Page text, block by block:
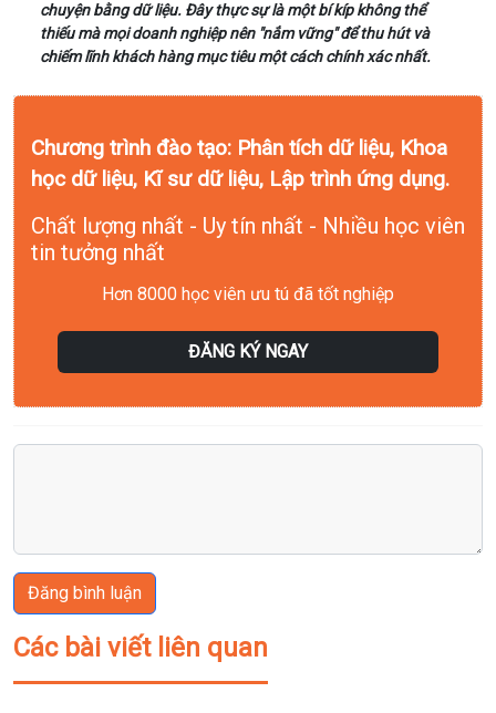
chuyện bằng dữ liệu. Đây thực sự là một bí kíp không thể
thiếu mà mọi doanh nghiệp nên "nắm vững" để thu hút và
chiếm lĩnh khách hàng mục tiêu một cách chính xác nhất.
Chương trình đào tạo: Phân tích dữ liệu, Khoa
học dữ liệu, Kĩ sư dữ liệu, Lập trình ứng dụng.
Chất lượng nhất - Uy tín nhất - Nhiều học viên
tin tưởng nhất
Hơn 8000 học viên ưu tú đã tốt nghiệp
ĐĂNG KÝ NGAY
Đăng bình luận
Các bài viết liên quan